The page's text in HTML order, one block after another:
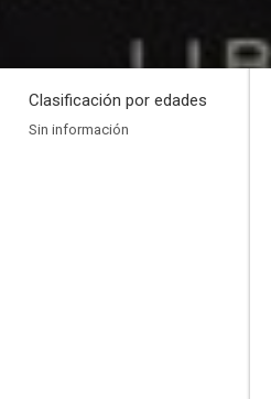
Clasificación por edades
Sin información